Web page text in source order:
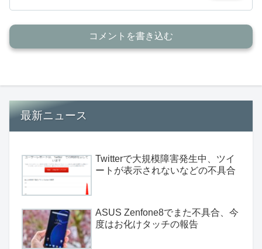
コメントを書き込む
最新ニュース
Twitterで大規模障害発生中、ツイ
ートが表示されないなどの不具合
ASUS Zenfone8でまた不具合、今
度はお化けタッチの報告